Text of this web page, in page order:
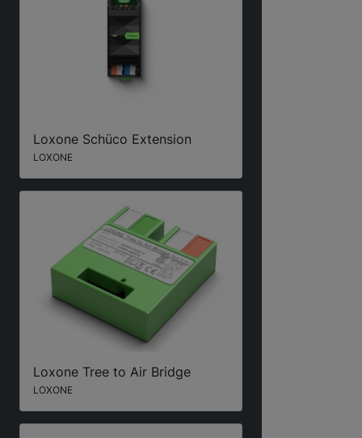
Loxone Schüco Extension
LOXONE
Loxone Tree to Air Bridge
LOXONE